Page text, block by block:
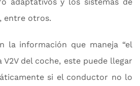
adaptativos y los sistemas de
entre otros.
la información que maneja “el
V2V del coche, este puede llegar
si el conductor no lo